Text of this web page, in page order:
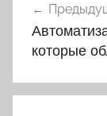
по
записям
которые